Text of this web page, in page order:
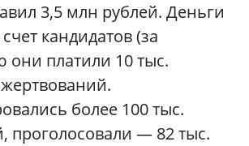
3,5 млн рублей. Деньги
кандидатов (за
они платили 10 тыс.
более 100 тыс.
проголосовали — 82 тыс.